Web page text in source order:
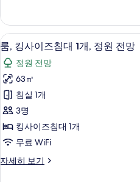
코
니,
바
다
정
면
사
진
모
두
즈
침
대
1
개,
발
코
니,
바
다
정
면
세
룸,
킹
사
이
즈
침
대
개,
7
룸, 킹사이즈침대 1개, 정원 전망
정원 전망
63㎡
침실 1개
3명
킹사이즈침대 1개
무료 WiFi
자세히 보기
룸,